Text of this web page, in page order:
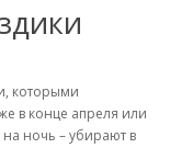
которыми
в конце апреля или
на ночь – убирают в